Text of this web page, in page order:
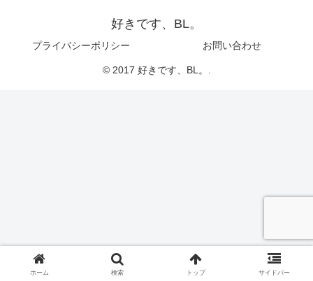
好きです、BL。
プライバシーポリシー お問い合わせ
© 2017 好きです、BL。.
ホーム 検索 トップ サイドバー